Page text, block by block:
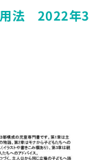
用法 2022年3